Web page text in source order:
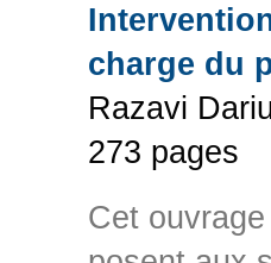
charge du
Razavi
273 pages
Cet